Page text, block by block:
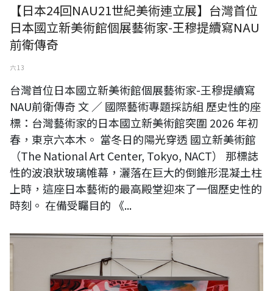
【日本24回NAU21世紀美術連立展】台灣首位
日本國立新美術館個展藝術家-王穆提續寫NAU
前衛傳奇
六 13
台灣首位日本國立新美術館個展藝術家-王穆提續寫
NAU前衛傳奇 文 ／ 國際藝術專題採訪組 歷史性的座
標：台灣藝術家的日本國立新美術館突圍 2026 年初
春，東京六本木。 當冬日的陽光穿透 國立新美術館
（The National Art Center, Tokyo, NACT） 那標誌
性的波浪狀玻璃帷幕，灑落在巨大的倒錐形混凝土柱
上時，這座日本藝術的最高殿堂迎來了一個歷史性的
時刻。 在備受矚目的 《...